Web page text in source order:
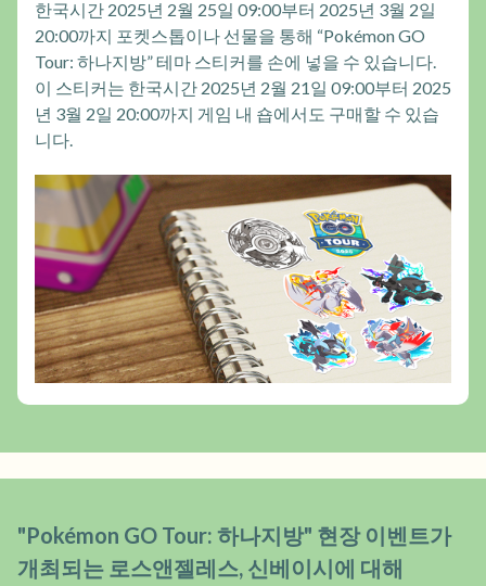
한국시간 2025년 2월 25일 09:00부터 2025년 3월 2일
20:00까지 포켓스톱이나 선물을 통해 “Pokémon GO
Tour: 하나지방” 테마 스티커를 손에 넣을 수 있습니다.
이 스티커는 한국시간 2025년 2월 21일 09:00부터 2025
년 3월 2일 20:00까지 게임 내 숍에서도 구매할 수 있습
니다.
"Pokémon GO Tour: 하나지방" 현장 이벤트가
개최되는 로스앤젤레스, 신베이시에 대해